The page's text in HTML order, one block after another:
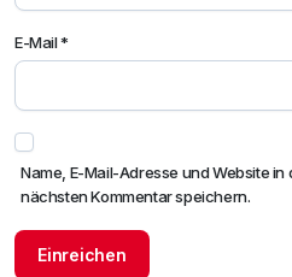
E-Mail*
Name, E-Mail-Adresse und Website
nächsten Kommentar speichern.